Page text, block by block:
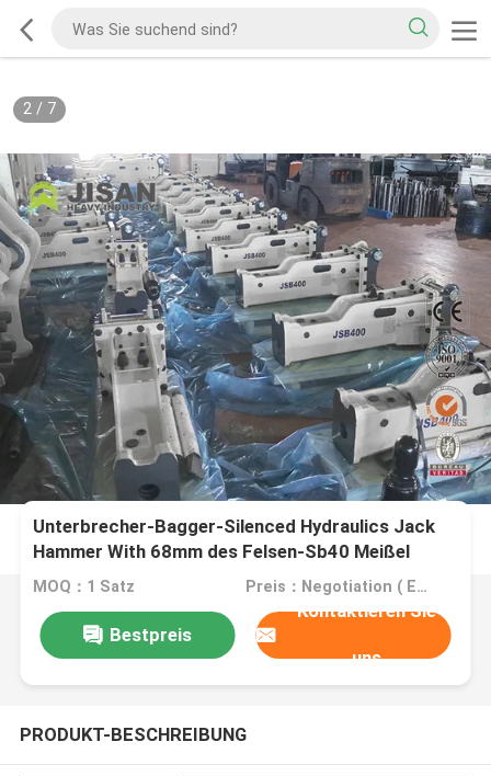
2/ 7
Unterbrecher-Bagger-Silenced Hydraulics Jack
Hammer With 68mm des Felsen-Sb40 Meißel
MOQ：1 Satz Preis：Negotiation ( EXW , FOB or CIF price )
Bestpreis
Kontaktieren Sie
uns
PRODUKT-BESCHREIBUNG